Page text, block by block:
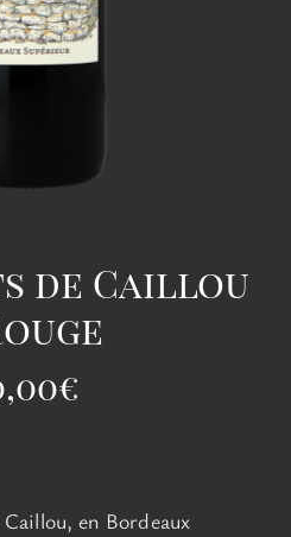
de Caillou
€
en Bordeaux